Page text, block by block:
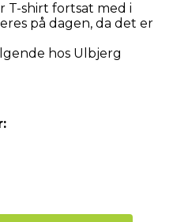
T-shirt fortsat med i
på dagen, da det er
hos Ulbjerg